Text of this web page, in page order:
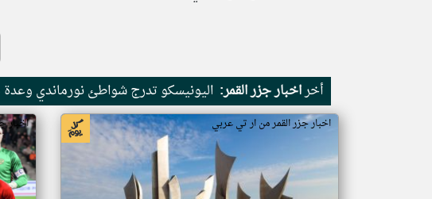
أخراخبار جزر القمر: اليونيسكو تدرج شواطئ نورماندي وعدة
اخبار جزر القمر من ار تي عربي اخبار